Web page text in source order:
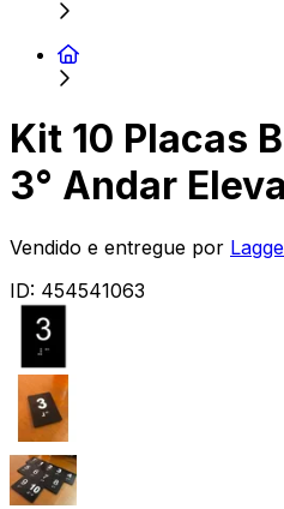
Kit 10 Placas
3° Andar
Vendido e entregue por
ID: 454541063